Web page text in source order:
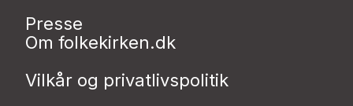
Presse
Om folkekirken.dk
Vilkår og privatlivspolitik